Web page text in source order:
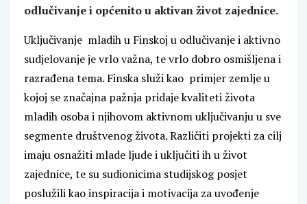
odlučivanje i općenito u aktivan život zajednice.
Uključivanje mladih u Finskoj u odlučivanje i aktivno
sudjelovanje je vrlo važna, te vrlo dobro osmišljena i
razrađena tema. Finska služi kao primjer zemlje u
kojoj se značajna pažnja pridaje kvaliteti života
mladih osoba i njihovom aktivnom uključivanju u sve
segmente društvenog života. Različiti projekti za cilj
imaju osnažiti mlade ljude i uključiti ih u život
zajednice, te su sudionicima studijskog posjet
poslužili kao inspiracija i motivacija za uvođenje